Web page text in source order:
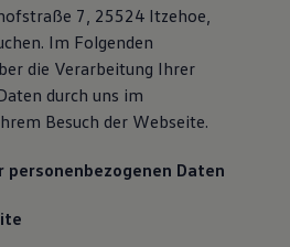
7, 25524 Itzehoe,
Im Folgenden
die Verarbeitung Ihrer
durch uns im
Besuch der Webseite.
personenbezogenen Daten